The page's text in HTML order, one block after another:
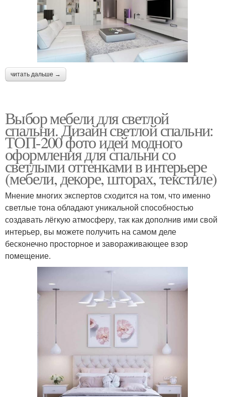
читать дальше →
Выбор мебели для светлой
спальни. Дизайн светлой спальни:
ТОП-200 фото идей модного
оформления для спальни со
светлыми оттенками в интерьере
(мебели, декоре, шторах, текстиле)
Мнение многих экспертов сходится на том, что именно
светлые тона обладают уникальной способностью
создавать лёгкую атмосферу, так как дополнив ими свой
интерьер, вы можете получить на самом деле
бесконечно просторное и завораживающее взор
помещение.